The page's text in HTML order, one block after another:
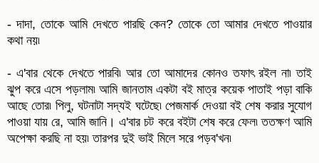
- দাদা, তোকে আমি দেখতে পারছি কেন? তোকে তো আমার দেখতে পাওয়ার
কথা নয়৷
- এ'বার থেকে দেখতে পারবি৷ আর তো আমাদের কোনও তফাৎ রইল না৷ তাই
ঝুপ করে এসে পড়লাম৷ আমি জানতাম একটা বই মাত্র কয়েক পাতাই পড়া বাকি
আছে তোর৷ পিলু, ঘটনাটা সদ্যই ঘটেছে৷ পেজমার্ক দেওয়া বই শেষ করার সুযোগ
পাওয়া যায় রে, আমি জানি। এ'বার চট করে বইটা শেষ করে ফেল৷ ততক্ষণ আমি
অপেক্ষা করছি না হয়৷ তারপর দুই ভাই মিলে সরে পড়ব'খন৷